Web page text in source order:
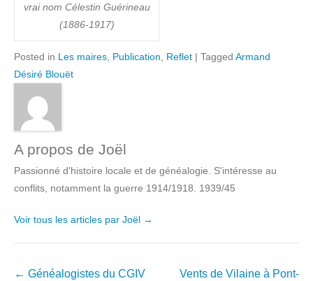
vrai nom Célestin Guérineau
(1886-1917)
Posted in Les maires, Publication, Reflet | Tagged Armand
Désiré Blouët
A propos de Joël
Passionné d'histoire locale et de généalogie. S'intéresse au
conflits, notamment la guerre 1914/1918. 1939/45
Voir tous les articles par Joël →
Navigation
← Généalogistes du CGIV
Vents de Vilaine à Pont-